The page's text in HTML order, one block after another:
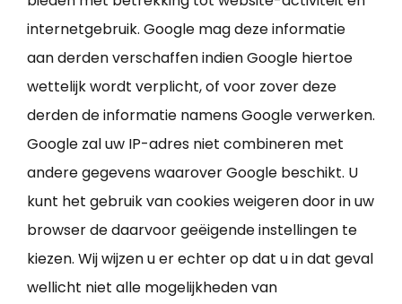
internetgebruik. Google mag deze informatie
aan derden verschaffen indien Google hiertoe
wettelijk wordt verplicht, of voor zover deze
derden de informatie namens Google verwerken.
Google zal uw IP-adres niet combineren met
andere gegevens waarover Google beschikt. U
kunt het gebruik van cookies weigeren door in uw
browser de daarvoor geëigende instellingen te
kiezen. Wij wijzen u er echter op dat u in dat geval
wellicht niet alle mogelijkheden van